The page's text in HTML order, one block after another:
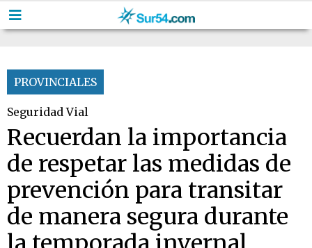
PROVINCIALES
Seguridad Vial
Recuerdan la importancia
de respetar las medidas de
prevención para transitar
de manera segura durante